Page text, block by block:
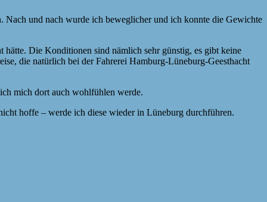
Nach und nach wurde ich beweglicher und ich konnte die Gewichte
Die Konditionen sind nämlich sehr günstig, es gibt keine
die natürlich bei der Fahrerei Hamburg-Lüneburg-Geesthacht
mich dort auch wohlfühlen werde.
hoffe – werde ich diese wieder in Lüneburg durchführen.